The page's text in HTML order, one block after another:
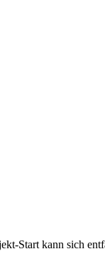
Start kann sich